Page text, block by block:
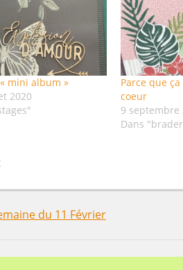
mini album »
2020
Parce que
coeur
9 septembre
Dans
du 11 Février